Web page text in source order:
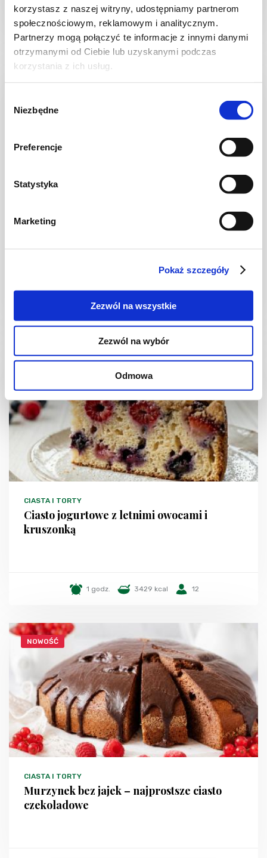
korzystasz z naszej witryny, udostępniamy partnerom
społecznościowym, reklamowym i analitycznym.
Partnerzy mogą połączyć te informacje z innymi danymi
otrzymanymi od Ciebie lub uzyskanymi podczas
korzystania z ich usług.
zgody
Niezbędne
Preferencje
Statystyka
Marketing
Pokaż szczegóły
Zezwól na wszystkie
Zezwól na wybór
Odmowa
30 min. 1531 kcal 8
CIASTA I TORTY
frużeliną
4954 kcal
CIASTA I TORTY
Ciasto jogurtowe z letnimi owocami i
kruszonką
1 godz. 3429 kcal 12
NOWOŚĆ
CIASTA I TORTY
Murzynek bez jajek – najprostsze ciasto
czekoladowe